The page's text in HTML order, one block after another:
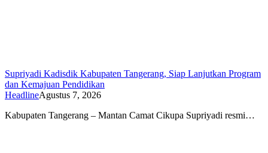
Supriyadi Kadisdik Kabupaten Tangerang, Siap Lanjutkan Program
dan Kemajuan Pendidikan
HeadlineAgustus 7, 2026
Kabupaten Tangerang – Mantan Camat Cikupa Supriyadi resmi…